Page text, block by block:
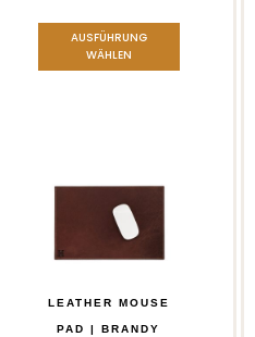
AUSFÜHRUNG
WÄHLEN
LEATHER MOUSE
PAD | BRANDY